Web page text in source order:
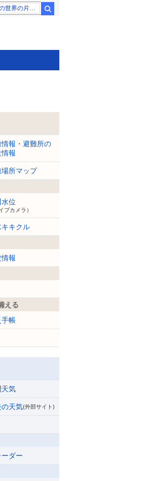
情報・避難所の
情報
場所マップ
位
ブカメラ）
キキクル
報
える
手帳
天気
の天気(外部サイト)
ダー